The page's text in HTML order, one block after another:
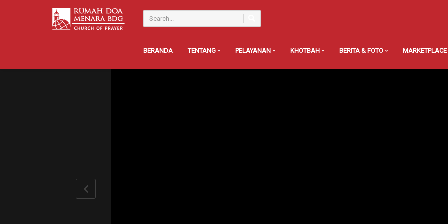
BERANDA TENTANG PELAYANAN KHOTBAH BERITA & FOTO MARKETPLACE